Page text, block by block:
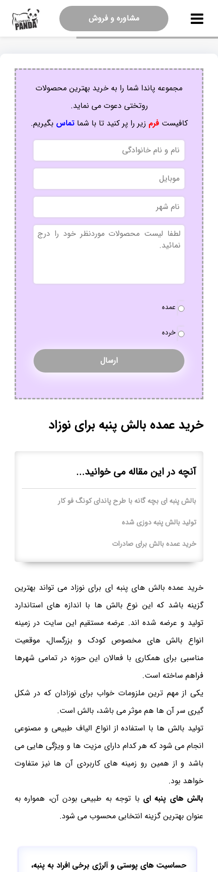
مشاوره و فروش
مجموعه پاندا شما را به خرید بهترین محصولات
روتختی دعوت می نماید.
کافیستفرم زیر را پر کنید تا با شماتماس بگیریم.
نام
و
نام
خانوادگی
موبایل
نام
شهر
بدون
عنوان
نوع
عمده
خرده
خرید عمده بالش پنبه برای نوزاد
آنچه در این مقاله می خوانید...
بالش پنبه ای بچه گانه با طرح پاندای کونگ فو کار
تولید بالش پنبه دوزی شده
خرید عمده بالش برای صادرات
خرید عمده بالش های پنبه ای برای نوزاد می تواند بهترین
گزینه باشد که این نوع بالش ها با اندازه های استاندارد
تولید و عرضه شده اند. عرضه مستقیم این سایت در زمینه
انواع بالش های مخصوص کودک و بزرگسال، موقعیت
مناسبی برای همکاری با فعالان این حوزه در تمامی شهرها
فراهم ساخته است.
یکی از مهم ترین ملزومات خواب برای نوزادان که در شکل
گیری سر آن ها هم موثر می باشد، بالش است.
تولید بالش ها با استفاده از انواع الیاف طبیعی و مصنوعی
انجام می شود که هر کدام دارای مزیت ها و ویژگی هایی می
باشد و از همین رو زمینه های کاربردی آن ها نیز متفاوت
خواهد بود.
بالش های پنبه ای با توجه به طبیعی بودن آن، همواره به
عنوان بهترین گزینه انتخابی محسوب می شود.
حساسیت های پوستی و آلرژی برخی افراد به پنبه،